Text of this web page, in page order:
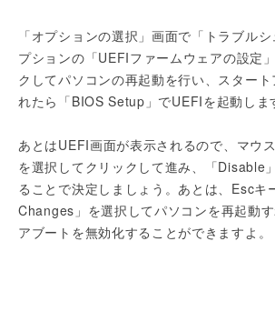
「オプションの選択」画面で「トラブル
プションの「UEFIファームウェアの設定
クしてパソコンの再起動を行い、スター
れたら「BIOS Setup」でUEFIを起動しま
あとはUEFI画面が表示されるので、マウ
を選択してクリックして進み、「Disable
ることで決定しましょう。あとは、Escキ
Changes」を選択してパソコンを再起動
アブートを無効化することができますよ。